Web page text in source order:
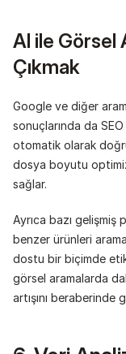
AI ile Görsel
Çıkmak
Google ve diğer
sonuçlarında da
otomatik olarak
dosya boyutu
sağlar.
Ayrıca bazı gelişmiş
benzer ürünleri
dostu bir biçimde
görsel aramalarda
artışını beraberinde